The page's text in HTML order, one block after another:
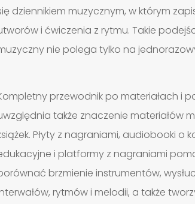
dziennikiem muzycznym, w którym
i ćwiczenia z rytmu. Takie
nie polega tylko na
przewodnik po materiałach i
także znaczenie materiałów
Płyty z nagraniami, audiobooki
i platformy z nagraniami
brzmienie instrumentów,
rytmów i melodii, a także